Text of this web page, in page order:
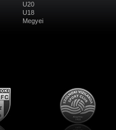
U20
U18
Megyei